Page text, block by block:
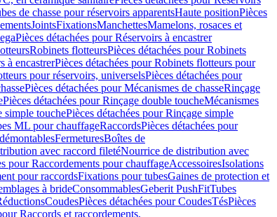
de chasse pour réservoirs apparentsHaute positionPièces
JointsFixationsManchettesMamelons, rosaces et
Pièces détachées pour Réservoirs à encastrer
Robinets flotteursPièces détachées pour Robinets
à encastrerPièces détachées pour Robinets flotteurs pour
pour réservoirs, universelsPièces détachées pour
Pièces détachées pour Mécanismes de chasseRinçage
Pièces détachées pour Rinçage double toucheMécanismes
simple touchePièces détachées pour Rinçage simple
ML pour chauffageRaccordsPièces détachées pour
FermeturesBoîtes de
avec raccord filetéNourrice de distribution avec
pour Raccordements pour chauffageAccessoiresIsolations
pour raccordsFixations pour tubesGaines de protection et
à brideConsommablesGeberit PushFitTubes
CoudesPièces détachées pour CoudesTésPièces
Raccords et raccordements,